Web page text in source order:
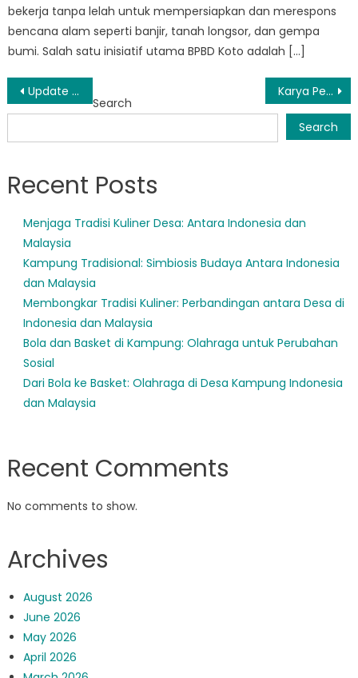
bekerja tanpa lelah untuk mempersiapkan dan merespons
bencana alam seperti banjir, tanah longsor, dan gempa
bumi. Salah satu inisiatif utama BPBD Koto adalah […]
Post
navigation
Update Bencana Mukomuko: Kisah Kelangsungan Hidup dan Harapan di Tengah Kehancuran Karya Penting BPBD Air Manjunto dalam Kesiapsiagaan dan Respon Bencana
Search
Search
Recent Posts
Menjaga Tradisi Kuliner Desa: Antara Indonesia dan
Malaysia
Kampung Tradisional: Simbiosis Budaya Antara Indonesia
dan Malaysia
Membongkar Tradisi Kuliner: Perbandingan antara Desa di
Indonesia dan Malaysia
Bola dan Basket di Kampung: Olahraga untuk Perubahan
Sosial
Dari Bola ke Basket: Olahraga di Desa Kampung Indonesia
dan Malaysia
Recent Comments
No comments to show.
Archives
August 2026
June 2026
May 2026
April 2026